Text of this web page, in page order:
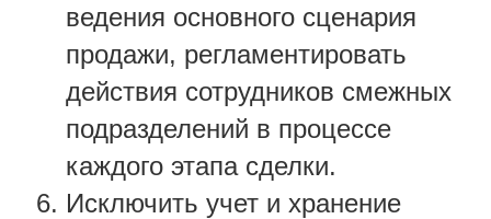
ведения основного сценария
продажи, регламентировать
действия сотрудников смежных
подразделений в процессе
каждого этапа сделки.
Исключить учет и хранение